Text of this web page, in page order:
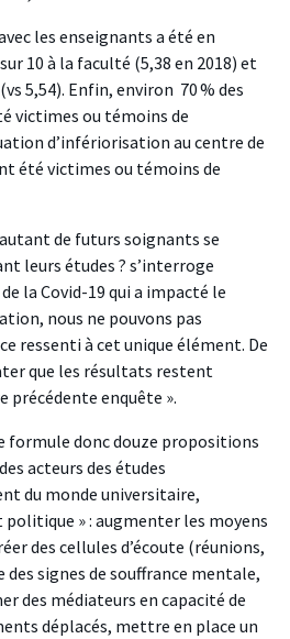
les enseignants a été en
10 à la faculté (5,38 en 2018) et
5,54). Enfin, environ 70 % des
victimes ou témoins de
d’infériorisation au centre de
été victimes ou témoins de
de futurs soignants se
leurs études ? s’interroge
la Covid-19 qui a impacté le
nous ne pouvons pas
ressenti à cet unique élément. De
que les résultats restent
précédente enquête ».
formule donc douze propositions
acteurs des études
du monde universitaire,
» : augmenter les moyens
des cellules d’écoute (réunions,
signes de souffrance mentale,
des médiateurs en capacité de
déplacés, mettre en place un